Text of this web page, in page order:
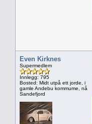
Even Kirknes
Supermedlem
Innlegg: 795
Bosted: Midt utpå ett jorde, i
gamle Andebu kommume, nå
Sandefjord